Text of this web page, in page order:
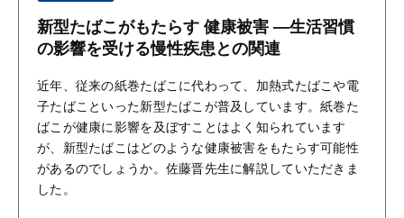
新型たばこがもたらす 健康被害 ―生活習慣
の影響を受ける慢性疾患との関連
近年、従来の紙巻たばこに代わって、加熱式たばこや電
子たばこといった新型たばこが普及しています。紙巻た
ばこが健康に影響を及ぼすことはよく知られています
が、新型たばこはどのような健康被害をもたらす可能性
があるのでしょうか。佐藤晋先生に解説していただきま
した。